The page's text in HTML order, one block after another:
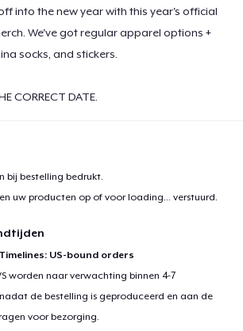
into the new year with this year's official
We've got regular apparel options +
socks, and stickers.
CORRECT DATE.
bij bestelling bedrukt.
uw producten op of voorloading... verstuurd.
US-bound orders
worden naar verwachting binnen 4-7
de bestelling is geproduceerd en aan de
voor bezorging.
Boyfriend Tee